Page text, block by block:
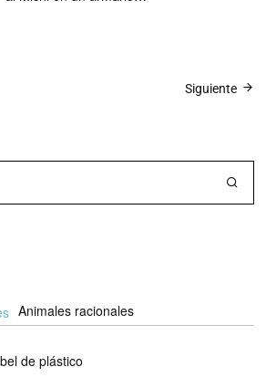
Siguiente
Animales racionales
de plástico